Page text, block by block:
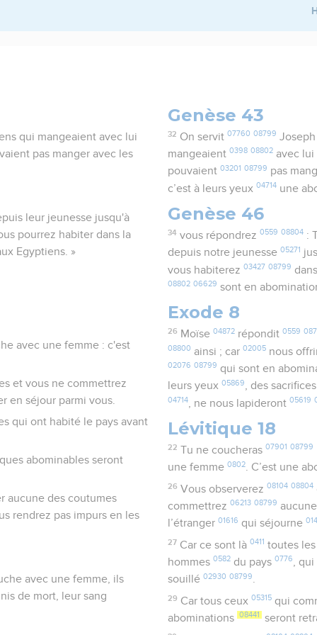
qui mangeaient avec lui
pas manger avec les
leur jeunesse jusqu'à
pourrez habiter dans la
Egyptiens. »
avec une femme : c'est
et vous ne commettrez
en séjour parmi vous.
qui ont habité le pays avant
abominables seront
aucune des coutumes
rendrez pas impurs en les
avec une femme, ils
de mort, leur sang
Genèse 43
32 On servit 07760 08799
mangeaient0398 08802 avec lui
pouvaient03201 08799 pas
c’est à leurs yeux04714 une
Genèse 46
34 vous répondrez 0559 08804:
depuis notre jeunesse05271
vous habiterez03427 08799
08802 06629 sont en
Exode 8
26 Moïse 04872répondit 0559
08800 ainsi ; car02005 nous
02076 08799 qui sont en
leurs yeux05869, des
04714 , ne nous lapideront05619
Lévitique 18
22 Tu ne coucheras 07901 08799
une femme0802. C’est une
26 Vous observerez 08104 08804
commettrez06213 08799
l’étranger01616 qui séjourne
27 Car ce sont là 0411 toutes
hommes0582 du pays0776,
souillé02930 08799.
29 Car tous ceux 05315qui
abominations 08441 seront